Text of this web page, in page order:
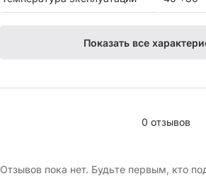
Показать все
0 отзывов
Отзывов пока нет. Будьте первым, кто